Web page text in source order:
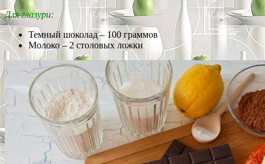
Для глазури:
Темный шоколад – 100 граммов
Молоко – 2 столовых ложки